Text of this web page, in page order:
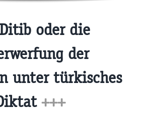
Ditib oder die
der
unter türkisches
+++